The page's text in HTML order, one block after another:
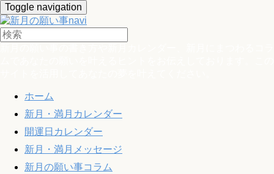
Toggle navigation
ホーム
新月・満月カレンダー
開運日カレンダー
新月・満月メッセージ
新月の願い事コラム